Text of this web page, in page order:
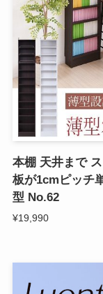
本棚 天井まで
板が1cmピッチ
型 No.62
¥19,990